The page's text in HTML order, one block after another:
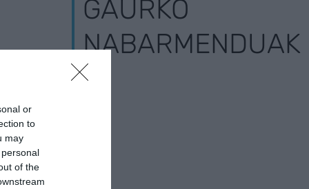
or
to
may
of the
GAURKO
NABARMENDUAK